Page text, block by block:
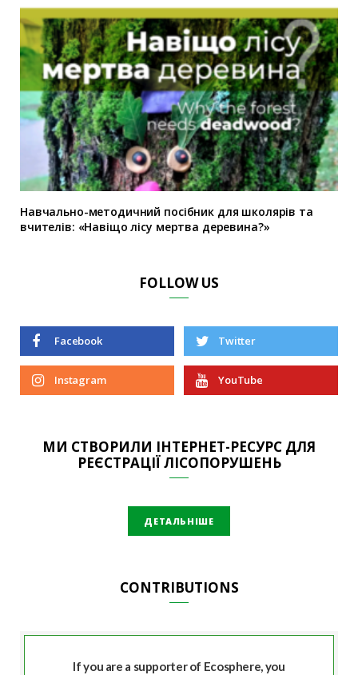
Навчально-методичний посібник для школярів та
вчителів: «Навіщо лісу мертва деревина?»
FOLLOW US
Facebook Twitter
Instagram YouTube
МИ СТВОРИЛИ ІНТЕРНЕТ-РЕСУРС ДЛЯ
РЕЄСТРАЦІЇ ЛІСОПОРУШЕНЬ
ДЕТАЛЬНІШЕ
CONTRIBUTIONS
If you are a supporter of Ecosphere, you